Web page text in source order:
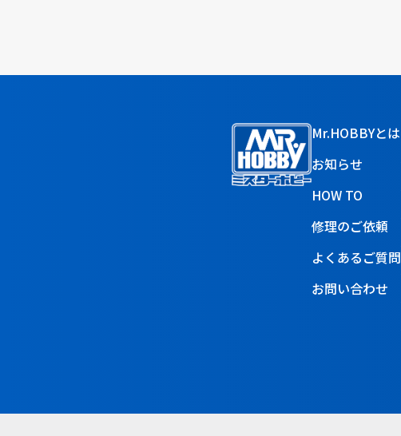
Mr.HOBBYとは
お知らせ
HOW TO
修理のご依頼
よくあるご質問
お問い合わせ